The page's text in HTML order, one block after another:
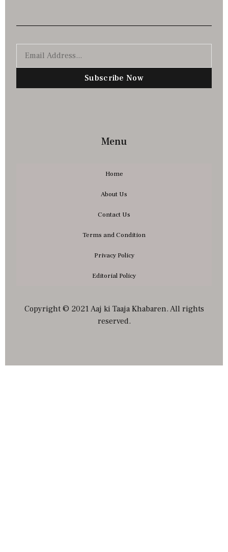
Subscribe Now
Menu
Home
About Us
Contact Us
Terms and Condition
Privacy Policy
Editorial Policy
Copyright © 2021 Aaj ki Taaja Khabaren. All rights
reserved.